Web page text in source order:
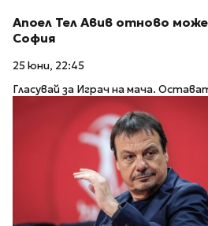
Апоел Тел Авив отново
София
25 юни, 22:45
Гласувай за Играч на мача.